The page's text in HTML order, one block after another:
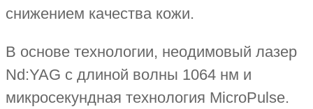
снижением качества кожи.
В основе технологии, неодимовый лазер
Nd:YAG с длиной волны 1064 нм и
микросекундная технология MicroPulse.